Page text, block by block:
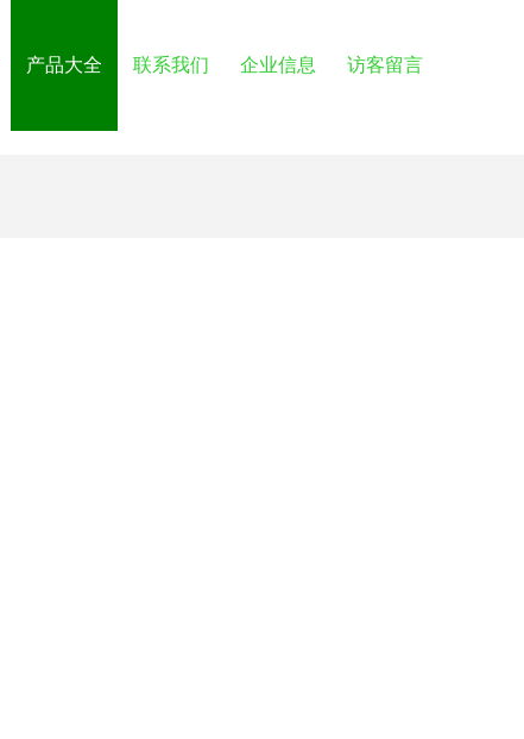
产品大全 联系我们 企业信息 访客留言